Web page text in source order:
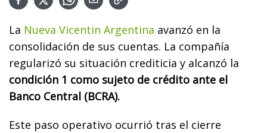
La Nueva Vicentin Argentina avanzó en la
consolidación de sus cuentas. La compañía
regularizó su situación crediticia y alcanzó la
condición 1 como sujeto de crédito ante el
Banco Central (BCRA).
Este paso operativo ocurrió tras el cierre